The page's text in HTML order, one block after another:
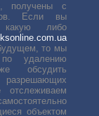
получены с
Если вы
какую либо
то мы
по удалению
обсудить
объектом